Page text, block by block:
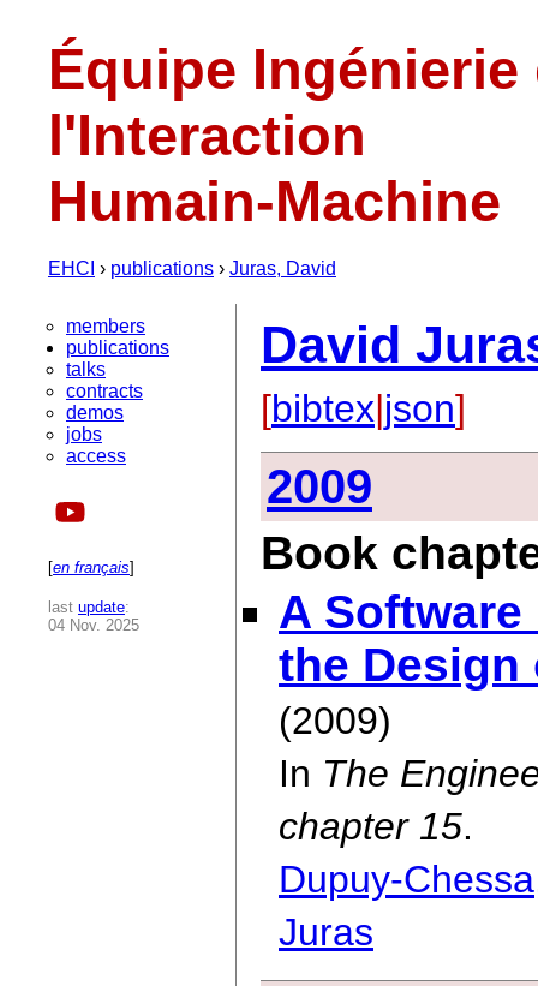
Équipe Ingénierie
l'Interaction
Humain-Machine
EHCI › publications › Juras, David
members
publications
talks
contracts
demos
jobs
access
[en français]
last update:
04 Nov. 2025
David
[bibtex|json]
2009
Book
A
the Design
(2009)
In The
chapter 15.
Dupuy-Chessa
Juras